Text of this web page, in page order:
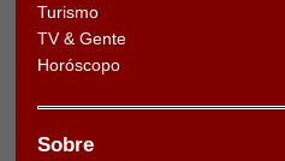
Turismo
TV & Gente
Horóscopo
Sobre